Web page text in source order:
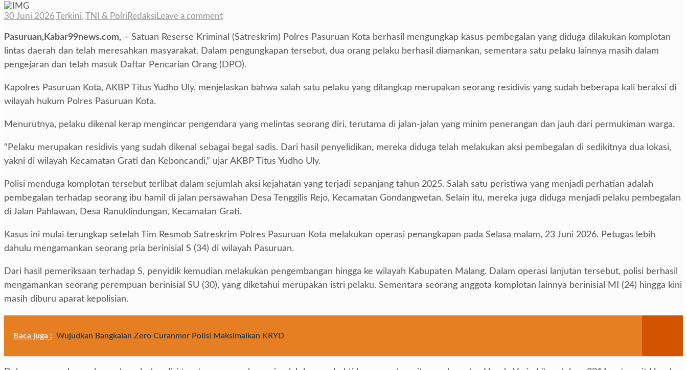
30 Juni 2026 Terkini, TNI & Polri Redaksi Leave a comment
Pasuruan,Kabar99news.com, – Satuan Reserse Kriminal (Satreskrim) Polres Pasuruan Kota berhasil mengungkap kasus pembegalan yang diduga dilakukan komplotan
lintas daerah dan telah meresahkan masyarakat. Dalam pengungkapan tersebut, dua orang pelaku berhasil diamankan, sementara satu pelaku lainnya masih dalam
pengejaran dan telah masuk Daftar Pencarian Orang (DPO).
Kapolres Pasuruan Kota, AKBP Titus Yudho Uly, menjelaskan bahwa salah satu pelaku yang ditangkap merupakan seorang residivis yang sudah beberapa kali beraksi di
wilayah hukum Polres Pasuruan Kota.
Menurutnya, pelaku dikenal kerap mengincar pengendara yang melintas seorang diri, terutama di jalan-jalan yang minim penerangan dan jauh dari permukiman warga.
“Pelaku merupakan residivis yang sudah dikenal sebagai begal sadis. Dari hasil penyelidikan, mereka diduga telah melakukan aksi pembegalan di sedikitnya dua lokasi,
yakni di wilayah Kecamatan Grati dan Keboncandi,” ujar AKBP Titus Yudho Uly.
Polisi menduga komplotan tersebut terlibat dalam sejumlah aksi kejahatan yang terjadi sepanjang tahun 2025. Salah satu peristiwa yang menjadi perhatian adalah
pembegalan terhadap seorang ibu hamil di jalan persawahan Desa Tenggilis Rejo, Kecamatan Gondangwetan. Selain itu, mereka juga diduga menjadi pelaku pembegalan
di Jalan Pahlawan, Desa Ranuklindungan, Kecamatan Grati.
Kasus ini mulai terungkap setelah Tim Resmob Satreskrim Polres Pasuruan Kota melakukan operasi penangkapan pada Selasa malam, 23 Juni 2026. Petugas lebih
dahulu mengamankan seorang pria berinisial S (34) di wilayah Pasuruan.
Dari hasil pemeriksaan terhadap S, penyidik kemudian melakukan pengembangan hingga ke wilayah Kabupaten Malang. Dalam operasi lanjutan tersebut, polisi berhasil
mengamankan seorang perempuan berinisial SU (30), yang diketahui merupakan istri pelaku. Sementara seorang anggota komplotan lainnya berinisial MI (24) hingga kini
masih diburu aparat kepolisian.
Baca juga : Wujudkan Bangkalan Zero Curanmor Polisi Maksimalkan KRYD